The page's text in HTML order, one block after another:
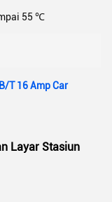
55 ℃
T 16 Amp Car
Layar Stasiun